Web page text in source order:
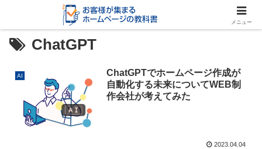
ChatGPT
AI
ChatGPTでホームページ作成が
自動化する未来についてWEB制
作会社が考えてみた
2023.04.04
メニュー